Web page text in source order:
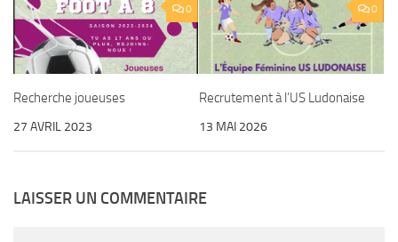
0
Recherche joueuses
27 AVRIL 2023
0
Recrutement à l’US Ludonaise
13 MAI 2026
LAISSER UN COMMENTAIRE